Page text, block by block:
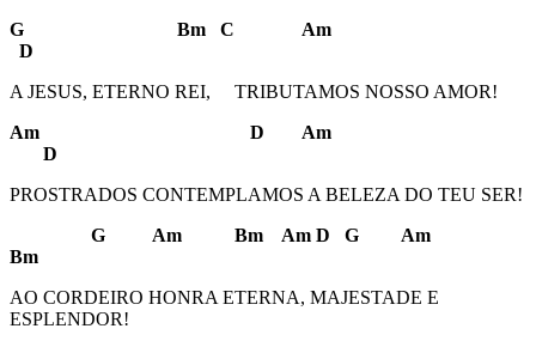
G Bm C Am
D
A JESUS, ETERNO REI, TRIBUTAMOS NOSSO AMOR!
Am D Am
D
PROSTRADOS CONTEMPLAMOS A BELEZA DO TEU SER!
G Am Bm Am D G Am
Bm
AO CORDEIRO HONRA ETERNA, MAJESTADE E
ESPLENDOR!